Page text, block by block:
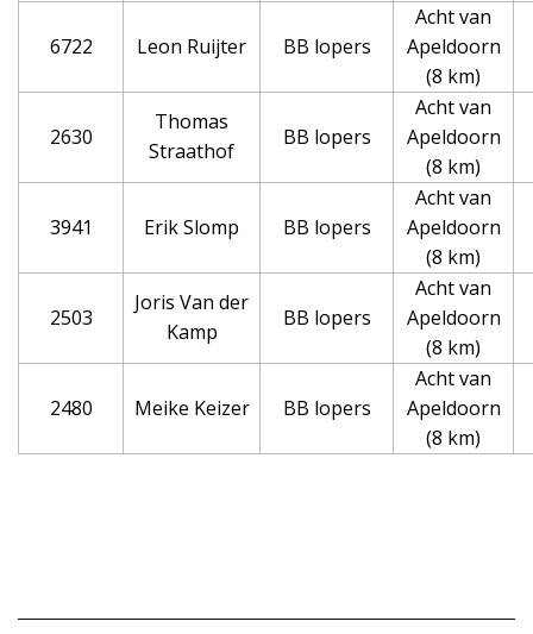
6722 Leon Ruijter BB lopers
Acht van
Apeldoorn
(8 km)
2630
Thomas
Straathof
BB lopers
Acht van
Apeldoorn
(8 km)
3941 Erik Slomp BB lopers
Acht van
Apeldoorn
(8 km)
2503
Joris Van der
Kamp
BB lopers
Acht van
Apeldoorn
(8 km)
2480 Meike Keizer BB lopers
Acht van
Apeldoorn
(8 km)